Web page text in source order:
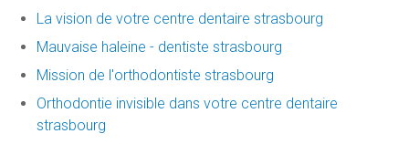
La vision de votre centre dentaire strasbourg
Mauvaise haleine - dentiste strasbourg
Mission de l'orthodontiste strasbourg
Orthodontie invisible dans votre centre dentaire
strasbourg